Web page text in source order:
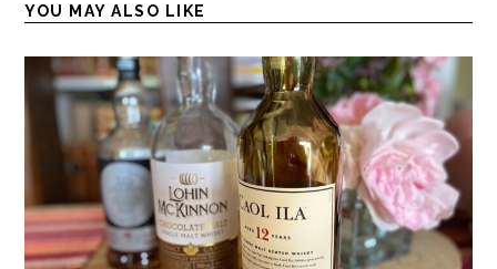
YOU MAY ALSO LIKE